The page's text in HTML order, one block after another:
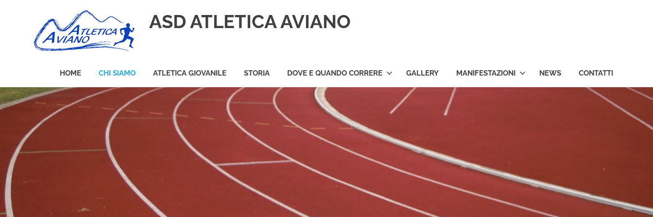
ASD ATLETICA AVIANO
HOME CHI SIAMO ATLETICA GIOVANILE STORIA DOVE E QUANDO CORRERE GALLERY MANIFESTAZIONI NEWS CONTATTI